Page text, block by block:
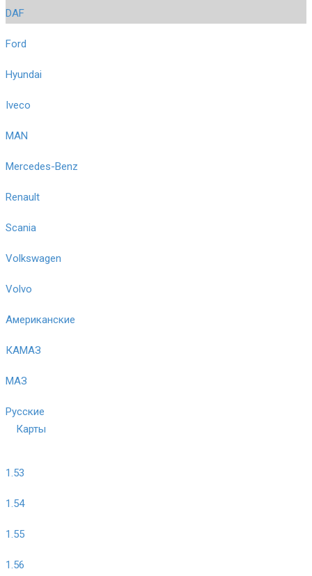
DAF
Ford
Hyundai
Iveco
MAN
Mercedes-Benz
Renault
Scania
Volkswagen
Volvo
Американские
КАМАЗ
МАЗ
Русские
Карты
1.53
1.54
1.55
1.56